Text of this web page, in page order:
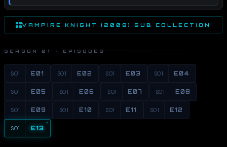
VAMPIRE KNIGHT (2008) SUB COLLECTION
SEASON 01 · EPISODES
S01 E01 S01 E02 S01 E03 S01 E04
S01 E05 S01 E06 S01 E07 S01 E08
S01 E09 S01 E10 S01 E11 S01 E12
S01 E13